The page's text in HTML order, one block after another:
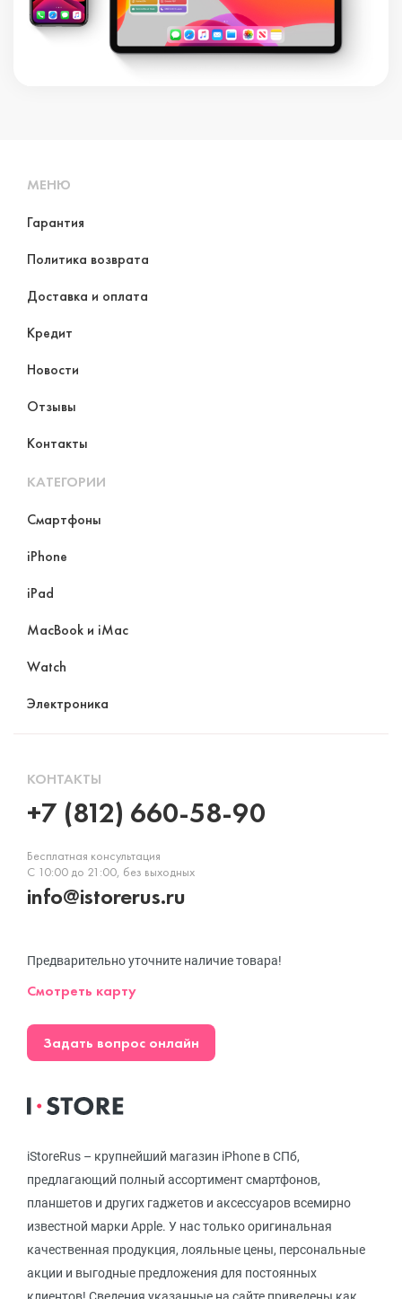
iStoreRus – крупнейший магазин iPhone в СПб,
предлагающий полный ассортимент смартфонов,
планшетов и других гаджетов и аксессуаров всемирно
известной марки Apple. У нас только оригинальная
качественная продукция, лояльные цены, персональные
акции и выгодные предложения для постоянных
МЕНЮ
Гарантия
Политика возврата
Доставка и оплата
Кредит
Новости
Отзывы
Контакты
КАТЕГОРИИ
Смартфоны
iPhone
iPad
MacBook и iMac
Watch
Электроника
КОНТАКТЫ
+7 (812) 660-58-90
Бесплатная консультация
С 10:00 до 21:00, без выходных
info@istorerus.ru
Предварительно уточните наличие товара!
Смотреть карту
Задать вопрос онлайн